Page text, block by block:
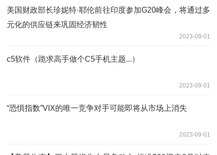
美国财政部长珍妮特·耶伦前往印度参加G20峰会，将通过多
元化的供应链来巩固经济韧性
2023-09-01
c5软件（跪求高手做个C5手机主题...）
2023-09-01
“恐惧指数”VIX的唯一竞争对手可能即将从市场上消失
2023-09-01